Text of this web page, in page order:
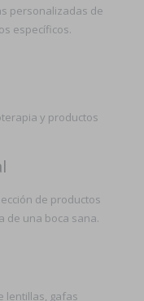
personalizadas de
específicos.
y productos
de productos
de una boca sana.
lentillas, gafas